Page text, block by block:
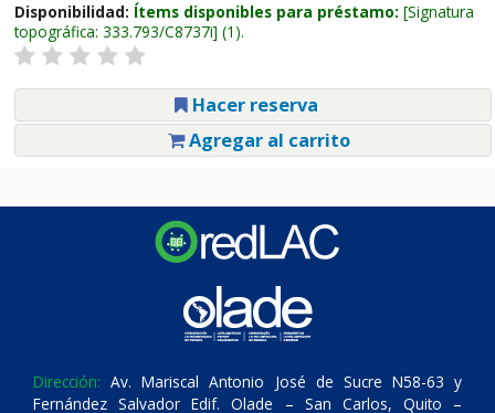
Disponibilidad: Ítems disponibles para préstamo: Signatura
topográfica: 333.793/C8737i (1).
Hacer reserva
Agregar al carrito
Dirección: Av. Mariscal Antonio José de Sucre N58-63 y
Fernández Salvador Edif. Olade – San Carlos, Quito –